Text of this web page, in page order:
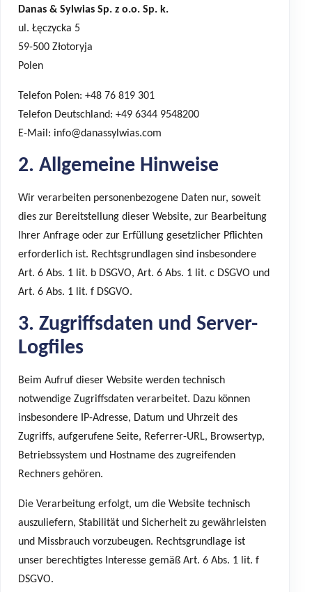
Danas & Sylwias Sp. z o.o. Sp. k.
ul. Łęczycka 5
59-500 Złotoryja
Polen
Telefon Polen: +48 76 819 301
Telefon Deutschland: +49 6344 9548200
E-Mail: info@danassylwias.com
2. Allgemeine Hinweise
Wir verarbeiten personenbezogene Daten nur, soweit
dies zur Bereitstellung dieser Website, zur Bearbeitung
Ihrer Anfrage oder zur Erfüllung gesetzlicher Pflichten
erforderlich ist. Rechtsgrundlagen sind insbesondere
Art. 6 Abs. 1 lit. b DSGVO, Art. 6 Abs. 1 lit. c DSGVO und
Art. 6 Abs. 1 lit. f DSGVO.
3. Zugriffsdaten und Server-
Logfiles
Beim Aufruf dieser Website werden technisch
notwendige Zugriffsdaten verarbeitet. Dazu können
insbesondere IP-Adresse, Datum und Uhrzeit des
Zugriffs, aufgerufene Seite, Referrer-URL, Browsertyp,
Betriebssystem und Hostname des zugreifenden
Rechners gehören.
Die Verarbeitung erfolgt, um die Website technisch
auszuliefern, Stabilität und Sicherheit zu gewährleisten
und Missbrauch vorzubeugen. Rechtsgrundlage ist
unser berechtigtes Interesse gemäß Art. 6 Abs. 1 lit. f
DSGVO.